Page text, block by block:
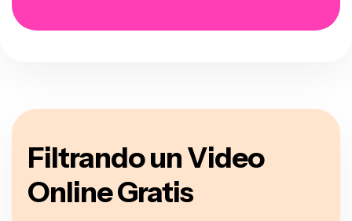
Filtrando un Video
Online Gratis